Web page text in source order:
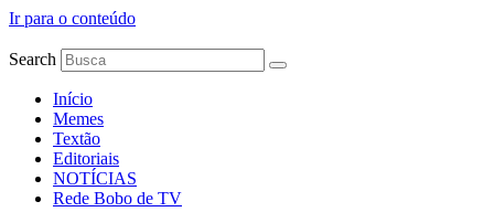
Ir para o conteúdo
Search
Início
Memes
Textão
Editoriais
NOTÍCIAS
Rede Bobo de TV